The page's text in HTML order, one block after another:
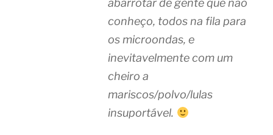
abarrotar de gente que não
conheço, todos na fila para
os microondas, e
inevitavelmente com um
cheiro a
mariscos/polvo/lulas
insuportável.